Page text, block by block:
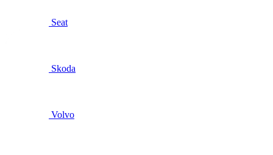
Seat
Skoda
Volvo